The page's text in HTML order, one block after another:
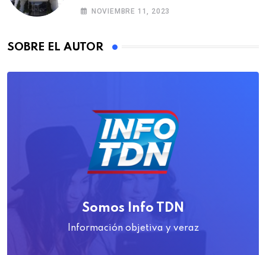
NOVIEMBRE 11, 2023
SOBRE EL AUTOR
Somos Info TDN
Información objetiva y veraz